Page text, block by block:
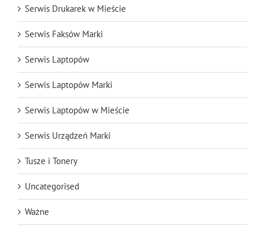
Serwis Drukarek w Mieście
Serwis Faksów Marki
Serwis Laptopów
Serwis Laptopów Marki
Serwis Laptopów w Mieście
Serwis Urządzeń Marki
Tusze i Tonery
Uncategorised
Ważne